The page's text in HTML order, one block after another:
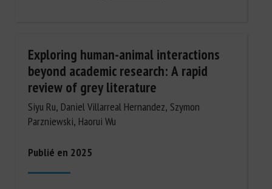
Exploring human-animal interactions
beyond academic research: A rapid
review of grey literature
Siyu Ru, Daniel Villarreal Hernandez, Szymon
Parzniewski, Haorui Wu
Publié en 2025